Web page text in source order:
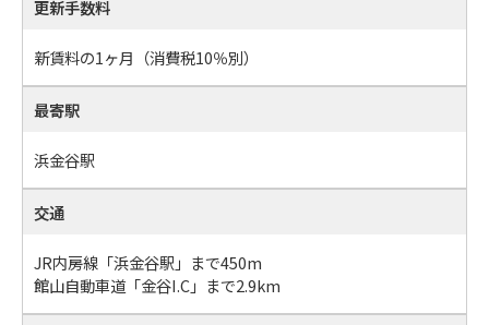
更新手数料
新賃料の1ヶ月（消費税10％別）
最寄駅
浜金谷駅
交通
JR内房線「浜金谷駅」まで450m
館山自動車道「金谷I.C」まで2.9km